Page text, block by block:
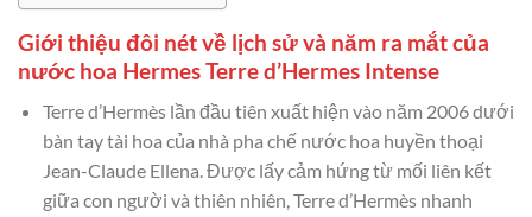
Giới thiệu đôi nét về lịch sử và năm ra mắt của
nước hoa Hermes Terre d’Hermes Intense
Terre d’Hermès lần đầu tiên xuất hiện vào năm 2006 dưới
bàn tay tài hoa của nhà pha chế nước hoa huyền thoại
Jean-Claude Ellena. Được lấy cảm hứng từ mối liên kết
giữa con người và thiên nhiên, Terre d’Hermès nhanh